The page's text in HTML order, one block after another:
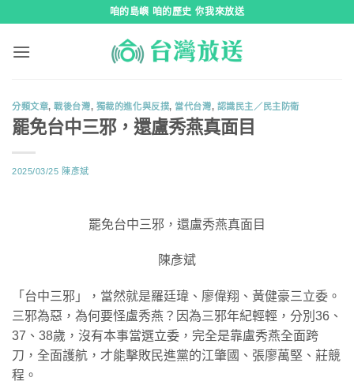
咱的島嶼 咱的歷史 你我來放送
分類文章,戰後台灣, 獨裁的進化與反撲, 當代台灣, 認識民主／民主防衛
罷免台中三邪，還盧秀燕真面目
2025/03/25 陳彥斌
罷免台中三邪，還盧秀燕真面目
陳彥斌
「台中三邪」，當然就是羅廷瑋、廖偉翔、黃健豪三立委。
三邪為惡，為何要怪盧秀燕？因為三邪年紀輕輕，分別36、
37、38歲，沒有本事當選立委，完全是靠盧秀燕全面跨
刀，全面護航，才能擊敗民進黨的江肇國、張廖萬堅、莊競
程。